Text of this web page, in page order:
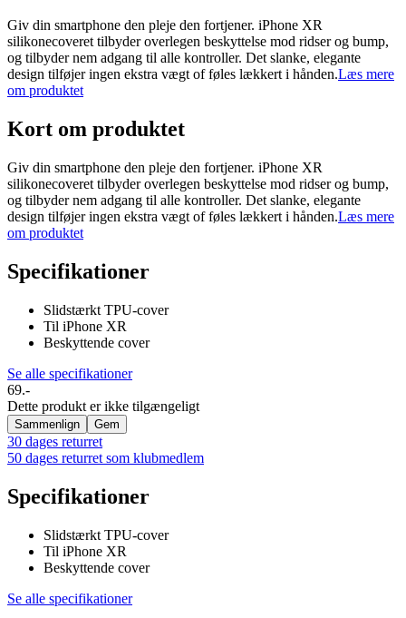
Giv din smartphone den pleje den fortjener. iPhone XR
silikonecoveret tilbyder overlegen beskyttelse mod ridser og bump,
og tilbyder nem adgang til alle kontroller. Det slanke, elegante
design tilføjer ingen ekstra vægt of føles lækkert i hånden.Læs mere
om produktet
Kort om produktet
Giv din smartphone den pleje den fortjener. iPhone XR
silikonecoveret tilbyder overlegen beskyttelse mod ridser og bump,
og tilbyder nem adgang til alle kontroller. Det slanke, elegante
design tilføjer ingen ekstra vægt of føles lækkert i hånden.Læs mere
om produktet
Specifikationer
Slidstærkt TPU-cover
Til iPhone XR
Beskyttende cover
Se alle specifikationer
69.-
Dette produkt er ikke tilgængeligt
Sammenlign Gem
30 dages returret
50 dages returret som klubmedlem
Specifikationer
Slidstærkt TPU-cover
Til iPhone XR
Beskyttende cover
Se alle specifikationer